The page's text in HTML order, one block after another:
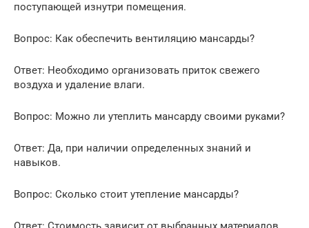
поступающей изнутри помещения.
Вопрос: Как обеспечить вентиляцию мансарды?
Ответ: Необходимо организовать приток свежего
воздуха и удаление влаги.
Вопрос: Можно ли утеплить мансарду своими руками?
Ответ: Да, при наличии определенных знаний и
навыков.
Вопрос: Сколько стоит утепление мансарды?